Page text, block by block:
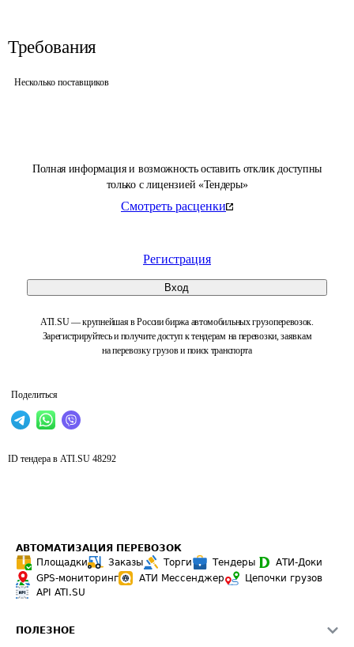
Полная информация и возможность оставить отклик доступны
только с лицензией «Тендеры»
Смотреть расценки
Регистрация
Вход
ATI.SU — крупнейшая в России биржа автомобильных грузоперевозок.
Зарегистрируйтесь и получите доступ к тендерам на перевозки, заявкам
на перевозку грузов и поиск транспорта
Поделиться
Требования
Несколько поставщиков
ID тендера в ATI.SU 48292
АВТОМАТИЗАЦИЯ ПЕРЕВОЗОК
Площадки
Заказы Торги Тендеры
АТИ-Доки
GPS-мониторинг
АТИ Мессенджер
Цепочки грузов
API ATI.SU
ПОЛЕЗНОЕ